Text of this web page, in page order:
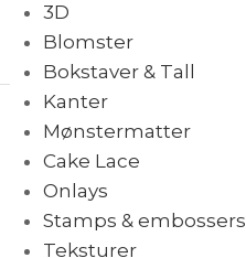
3D
Blomster
Bokstaver & Tall
Kanter
Mønstermatter
Cake Lace
Onlays
Stamps & embossers
Teksturer